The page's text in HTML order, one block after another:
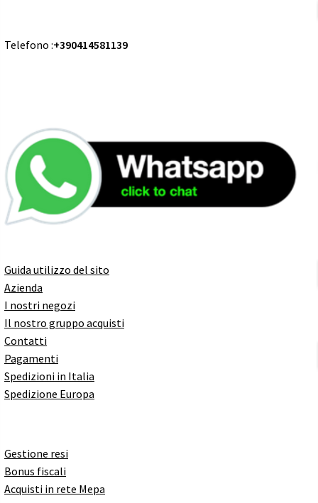
Telefono :+390414581139
Guida utilizzo del sito
Azienda
I nostri negozi
Il nostro gruppo acquisti
Contatti
Pagamenti
Spedizioni in Italia
Spedizione Europa
Gestione resi
Bonus fiscali
Acquisti in rete Mepa